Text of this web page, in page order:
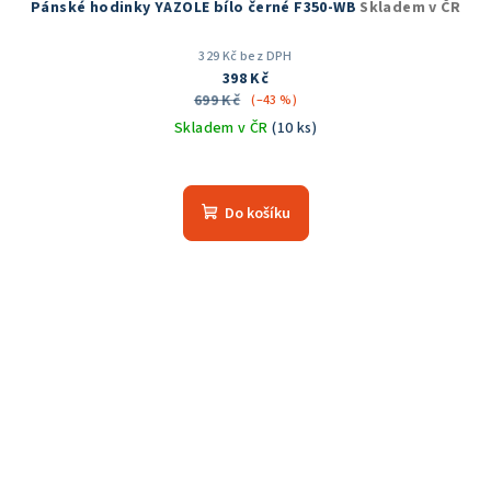
Pánské hodinky YAZOLE bílo černé F350-WB Skladem v ČR
329 Kč bez DPH
398 Kč
699 Kč (–43 %)
Skladem v ČR(10 ks)
Do košíku